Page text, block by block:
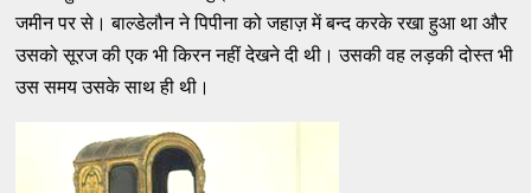
जमीन पर से। बाल्डेलौन ने पिपीना को जहाज़ में बन्द करके रखा हुआ था और
उसको सूरज की एक भी किरन नहीं देखने दी थी। उसकी वह लड़की दोस्त भी
उस समय उसके साथ ही थी।